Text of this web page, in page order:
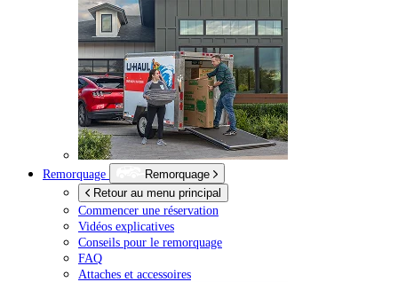
Remorquage
Remorquage
Retour au menu principal
Commencer une réservation
Vidéos explicatives
Conseils pour le remorquage
FAQ
Attaches et accessoires